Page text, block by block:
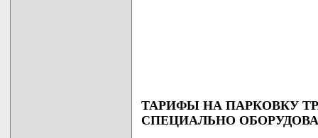
ТАРИФЫ НА ПАРКОВКУ
СПЕЦИАЛЬНО